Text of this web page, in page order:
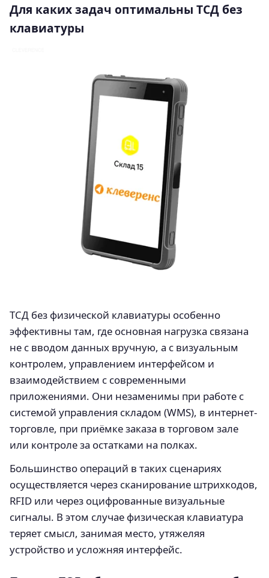
Для каких задач оптимальны ТСД без
клавиатуры
ТСД без физической клавиатуры особенно
эффективны там, где основная нагрузка связана
не с вводом данных вручную, а с визуальным
контролем, управлением интерфейсом и
взаимодействием с современными
приложениями. Они незаменимы при работе с
системой управления складом (WMS), в интернет-
торговле, при приёмке заказа в торговом зале
или контроле за остатками на полках.
Большинство операций в таких сценариях
осуществляется через сканирование штрихкодов,
RFID или через оцифрованные визуальные
сигналы. В этом случае физическая клавиатура
теряет смысл, занимая место, утяжеляя
устройство и усложняя интерфейс.